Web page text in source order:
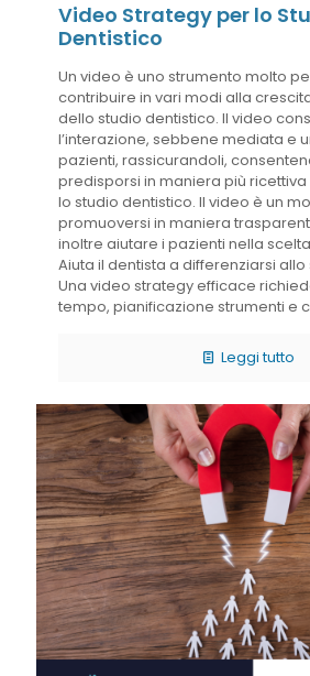
Video Strategy per lo
Dentistico
Un video è uno strumento molto
contribuire in vari modi alla
dello studio dentistico. Il video
l’interazione, sebbene mediata e
pazienti, rassicurandoli,
predisporsi in maniera più
lo studio dentistico. Il video è un
promuoversi in maniera
inoltre aiutare i pazienti nella
Aiuta il dentista a differenziarsi
Una video strategy efficace
tempo, pianificazione strumenti e
Leggi tutto